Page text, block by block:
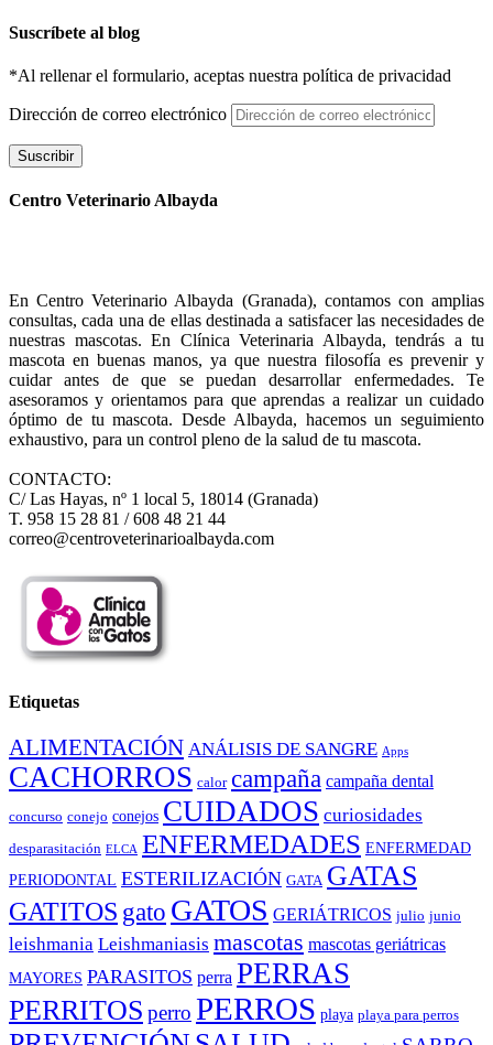
Suscríbete al blog
*Al rellenar el formulario, aceptas nuestra política de privacidad
Dirección de correo electrónico
Suscribir
Centro Veterinario Albayda
En Centro Veterinario Albayda (Granada), contamos con amplias
consultas, cada una de ellas destinada a satisfacer las necesidades de
nuestras mascotas. En Clínica Veterinaria Albayda, tendrás a tu
mascota en buenas manos, ya que nuestra filosofía es prevenir y
cuidar antes de que se puedan desarrollar enfermedades. Te
asesoramos y orientamos para que aprendas a realizar un cuidado
óptimo de tu mascota. Desde Albayda, hacemos un seguimiento
exhaustivo, para un control pleno de la salud de tu mascota.
CONTACTO:
C/ Las Hayas, nº 1 local 5, 18014 (Granada)
T. 958 15 28 81 / 608 48 21 44
correo@centroveterinarioalbayda.com
Etiquetas
ALIMENTACIÓN ANÁLISIS DE SANGRE Apps
CACHORROS calor campaña campaña dental
concurso conejo conejos CUIDADOS curiosidades
desparasitación ELCA ENFERMEDADES ENFERMEDAD
PERIODONTAL ESTERILIZACIÓN GATA GATAS
GATITOS gato GATOS GERIÁTRICOS julio junio
leishmania Leishmaniasis mascotas mascotas geriátricas
MAYORES PARASITOS perra PERRAS
PERRITOS perro PERROS playa playa para perros